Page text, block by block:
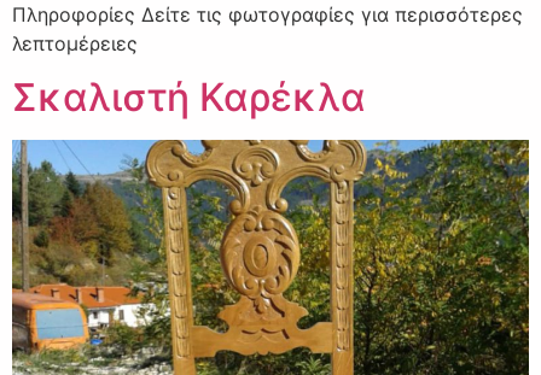
Πληροφορίες Δείτε τις φωτογραφίες για περισσότερες
λεπτομέρειες
Σκαλιστή Καρέκλα